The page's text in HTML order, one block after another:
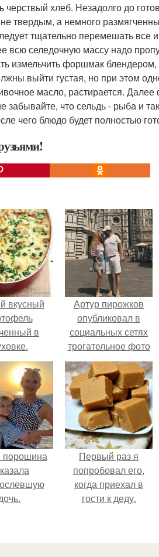
хлеб. Незадолго до
твердым, а немного
тщательно перемешать все
селедочную массу надо
измельчить форшмак
выйти густая, но при этом
масло, растирается.
забывайте, что сельдь - рыба и
чего блюдо будет полностью
вкусный
в
Артур пирожков
опубликовал в
социальных сетях
трогательное фото
с супругой
Анжеликой,
сделанное во
время их недавнего
путешествия в
Италию.
порошина
Первый раз я
попробовал его,
когда приехал в
гости к деду.